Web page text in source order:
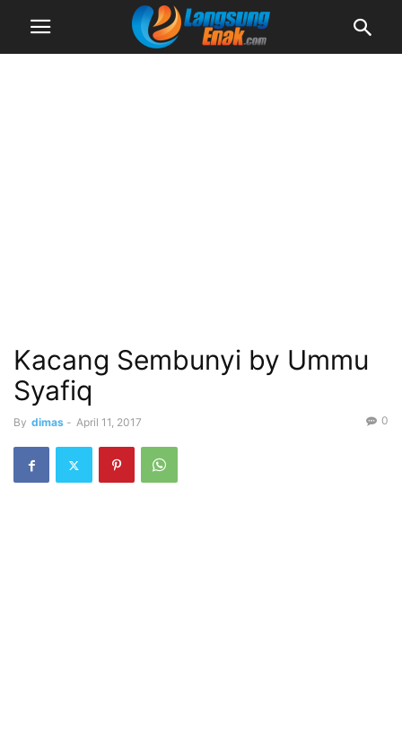
Kacang Sembunyi by Ummu
Syafiq
By dimas - April 11, 2017 0